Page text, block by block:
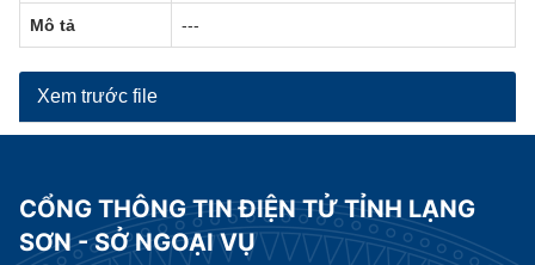
Mô tả ---
Xem trước file
CỔNG THÔNG TIN ĐIỆN TỬ TỈNH LẠNG
SƠN - SỞ NGOẠI VỤ